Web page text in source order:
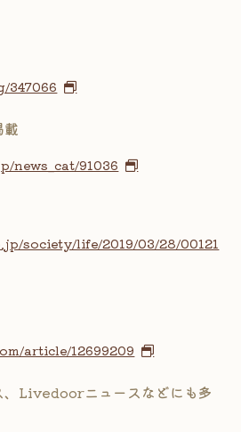
載
news_cat/91036
society/life/2019/03/28/00121
article/12699209
、Livedoorニュースなどにも多